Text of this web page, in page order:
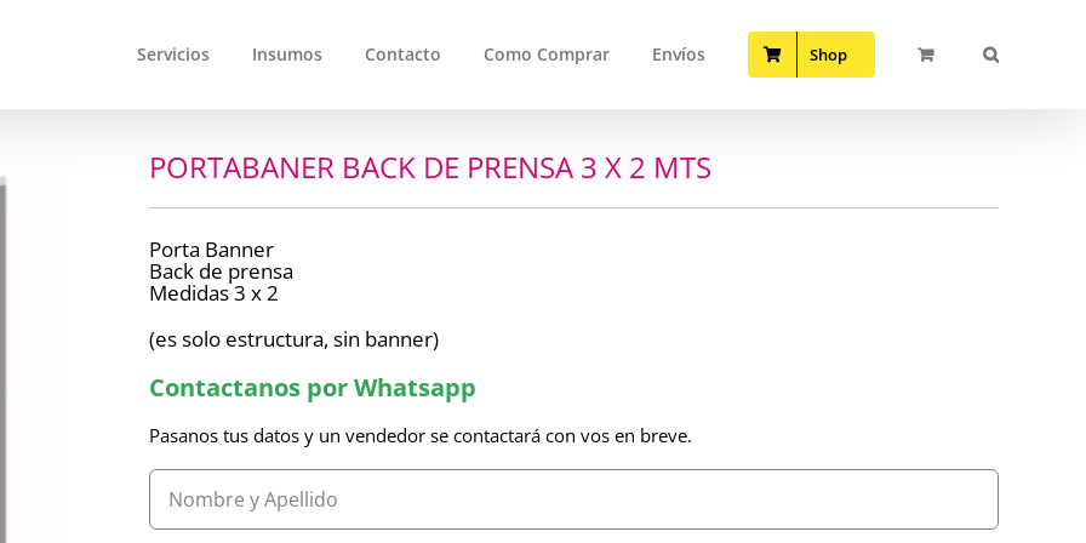
Servicios Insumos Contacto Como Comprar Envíos Shop
PORTABANER BACK DE PRENSA 3 X 2 MTS
Porta Banner
Back de prensa
Medidas 3 x 2
(es solo estructura, sin banner)
Contactanos por Whatsapp
Pasanos tus datos y un vendedor se contactará con vos en breve.